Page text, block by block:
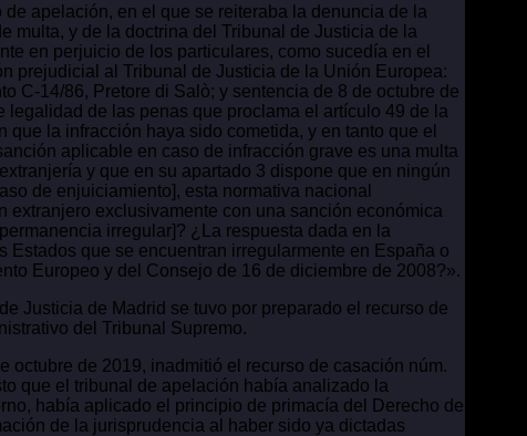
apelación, en el que se reiteraba la denuncia de la
multa, y de la doctrina del Tribunal de Justicia de la
en perjuicio de los particulares, como sucedía en el
prejudicial al Tribunal de Justicia de la Unión Europea:
C-14/86, Pretore di Salò; y sentencia de 8 de octubre de
de las penas que proclama el artículo 49 de la
la infracción haya sido cometida, y en tanto que el
aplicable en caso de infracción grave es una multa
y que en su apartado 3 dispone que en ningún
de enjuiciamiento], esta normativa nacional
exclusivamente con una sanción económica
irregular]? ¿La respuesta dada en la
que se encuentran irregularmente en España o
Europeo y del Consejo de 16 de diciembre de 2008?».
Justicia de Madrid se tuvo por preparado el recurso de
del Tribunal Supremo.
de 2019, inadmitió el recurso de casación núm.
que el tribunal de apelación había analizado la
había aplicado el principio de primacía del Derecho de
de la jurisprudencia al haber sido ya dictadas